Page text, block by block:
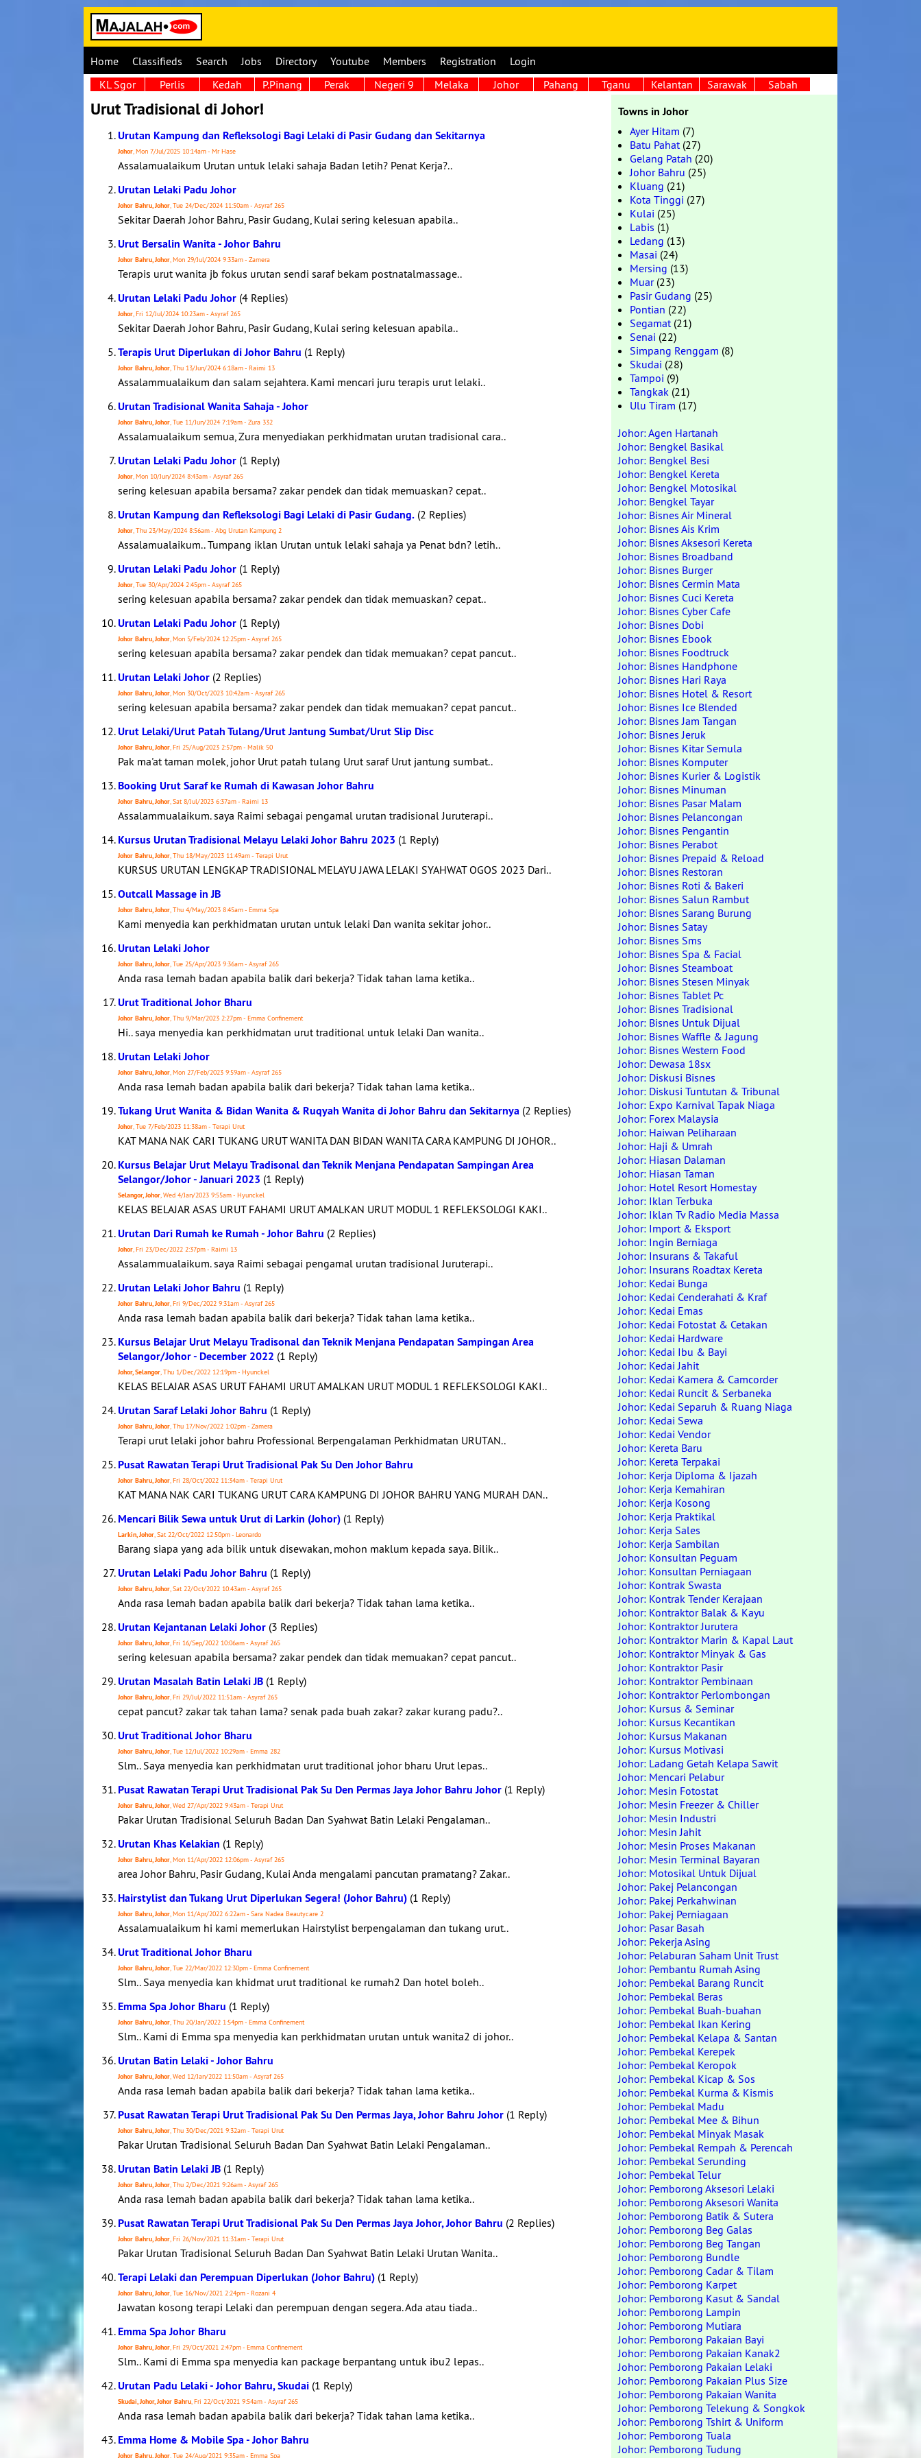
Home Classifieds Search Jobs Directory Youtube Members Registration
Login
KL Sgor
Perlis Kedah P.Pinang Perak Negeri 9 Melaka Johor Pahang Tganu Kelantan Sarawak Sabah
Urut Tradisional di Johor!
Urutan Kampung dan Refleksologi Bagi Lelaki di Pasir Gudang dan Sekitarnya
Johor, Mon 7/Jul/2025 10:14am - Mr Hase
Assalamualaikum Urutan untuk lelaki sahaja Badan letih? Penat Kerja?..
Urutan Lelaki Padu Johor
Johor Bahru, Johor, Tue 24/Dec/2024 11:50am - Asyraf 265
Sekitar Daerah Johor Bahru, Pasir Gudang, Kulai sering kelesuan apabila..
Urut Bersalin Wanita - Johor Bahru
Johor Bahru, Johor, Mon 29/Jul/2024 9:33am - Zamera
Terapis urut wanita jb fokus urutan sendi saraf bekam postnatalmassage..
Urutan Lelaki Padu Johor (4 Replies)
Johor, Fri 12/Jul/2024 10:23am - Asyraf 265
Sekitar Daerah Johor Bahru, Pasir Gudang, Kulai sering kelesuan apabila..
Terapis Urut Diperlukan di Johor Bahru (1 Reply)
Johor Bahru, Johor, Thu 13/Jun/2024 6:18am - Raimi 13
Assalammualaikum dan salam sejahtera. Kami mencari juru terapis urut lelaki..
Urutan Tradisional Wanita Sahaja - Johor
Johor Bahru, Johor, Tue 11/Jun/2024 7:19am - Zura 332
Assalamualaikum semua, Zura menyediakan perkhidmatan urutan tradisional cara..
Urutan Lelaki Padu Johor (1 Reply)
Johor, Mon 10/Jun/2024 8:43am - Asyraf 265
sering kelesuan apabila bersama? zakar pendek dan tidak memuaskan? cepat..
Urutan Kampung dan Refleksologi Bagi Lelaki di Pasir Gudang. (2 Replies)
Johor, Thu 23/May/2024 8:56am - Abg Urutan Kampung 2
Assalamualaikum.. Tumpang iklan Urutan untuk lelaki sahaja ya Penat bdn? letih..
Urutan Lelaki Padu Johor (1 Reply)
Johor, Tue 30/Apr/2024 2:45pm - Asyraf 265
sering kelesuan apabila bersama? zakar pendek dan tidak memuaskan? cepat..
Urutan Lelaki Padu Johor (1 Reply)
Johor Bahru, Johor, Mon 5/Feb/2024 12:25pm - Asyraf 265
sering kelesuan apabila bersama? zakar pendek dan tidak memuakan? cepat pancut..
Urutan Lelaki Johor (2 Replies)
Johor Bahru, Johor, Mon 30/Oct/2023 10:42am - Asyraf 265
sering kelesuan apabila bersama? zakar pendek dan tidak memuakan? cepat pancut..
Urut Lelaki/Urut Patah Tulang/Urut Jantung Sumbat/Urut Slip Disc
Johor Bahru, Johor, Fri 25/Aug/2023 2:57pm - Malik 50
Pak ma'at taman molek, johor Urut patah tulang Urut saraf Urut jantung sumbat..
Booking Urut Saraf ke Rumah di Kawasan Johor Bahru
Johor Bahru, Johor, Sat 8/Jul/2023 6:37am - Raimi 13
Assalammualaikum. saya Raimi sebagai pengamal urutan tradisional Juruterapi..
Kursus Urutan Tradisional Melayu Lelaki Johor Bahru 2023 (1 Reply)
Johor Bahru, Johor, Thu 18/May/2023 11:49am - Terapi Urut
KURSUS URUTAN LENGKAP TRADISIONAL MELAYU JAWA LELAKI SYAHWAT OGOS 2023 Dari..
Outcall Massage in JB
Johor Bahru, Johor, Thu 4/May/2023 8:45am - Emma Spa
Kami menyedia kan perkhidmatan urutan untuk lelaki Dan wanita sekitar johor..
Urutan Lelaki Johor
Johor Bahru, Johor, Tue 25/Apr/2023 9:36am - Asyraf 265
Anda rasa lemah badan apabila balik dari bekerja? Tidak tahan lama ketika..
Urut Traditional Johor Bharu
Johor Bahru, Johor, Thu 9/Mar/2023 2:27pm - Emma Confinement
Hi.. saya menyedia kan perkhidmatan urut traditional untuk lelaki Dan wanita..
Urutan Lelaki Johor
Johor Bahru, Johor, Mon 27/Feb/2023 9:59am - Asyraf 265
Anda rasa lemah badan apabila balik dari bekerja? Tidak tahan lama ketika..
Tukang Urut Wanita & Bidan Wanita & Ruqyah Wanita di Johor Bahru dan Sekitarnya (2 Replies)
Johor, Tue 7/Feb/2023 11:38am - Terapi Urut
KAT MANA NAK CARI TUKANG URUT WANITA DAN BIDAN WANITA CARA KAMPUNG DI JOHOR..
Kursus Belajar Urut Melayu Tradisonal dan Teknik Menjana Pendapatan Sampingan Area
Selangor/Johor - Januari 2023 (1 Reply)
Selangor, Johor, Wed 4/Jan/2023 9:55am - Hyunckel
KELAS BELAJAR ASAS URUT FAHAMI URUT AMALKAN URUT MODUL 1 REFLEKSOLOGI KAKI..
Urutan Dari Rumah ke Rumah - Johor Bahru (2 Replies)
Johor, Fri 23/Dec/2022 2:37pm - Raimi 13
Assalammualaikum. saya Raimi sebagai pengamal urutan tradisional Juruterapi..
Urutan Lelaki Johor Bahru (1 Reply)
Johor Bahru, Johor, Fri 9/Dec/2022 9:31am - Asyraf 265
Anda rasa lemah badan apabila balik dari bekerja? Tidak tahan lama ketika..
Kursus Belajar Urut Melayu Tradisonal dan Teknik Menjana Pendapatan Sampingan Area
Selangor/Johor - December 2022 (1 Reply)
Johor, Selangor, Thu 1/Dec/2022 12:19pm - Hyunckel
KELAS BELAJAR ASAS URUT FAHAMI URUT AMALKAN URUT MODUL 1 REFLEKSOLOGI KAKI..
Urutan Saraf Lelaki Johor Bahru (1 Reply)
Johor Bahru, Johor, Thu 17/Nov/2022 1:02pm - Zamera
Terapi urut lelaki johor bahru Professional Berpengalaman Perkhidmatan URUTAN..
Pusat Rawatan Terapi Urut Tradisional Pak Su Den Johor Bahru
Johor Bahru, Johor, Fri 28/Oct/2022 11:34am - Terapi Urut
KAT MANA NAK CARI TUKANG URUT CARA KAMPUNG DI JOHOR BAHRU YANG MURAH DAN..
Mencari Bilik Sewa untuk Urut di Larkin (Johor) (1 Reply)
Larkin, Johor, Sat 22/Oct/2022 12:50pm - Leonardo
Barang siapa yang ada bilik untuk disewakan, mohon maklum kepada saya. Bilik..
Urutan Lelaki Padu Johor Bahru (1 Reply)
Johor Bahru, Johor, Sat 22/Oct/2022 10:43am - Asyraf 265
Anda rasa lemah badan apabila balik dari bekerja? Tidak tahan lama ketika..
Urutan Kejantanan Lelaki Johor (3 Replies)
Johor Bahru, Johor, Fri 16/Sep/2022 10:06am - Asyraf 265
sering kelesuan apabila bersama? zakar pendek dan tidak memuakan? cepat pancut..
Urutan Masalah Batin Lelaki JB (1 Reply)
Johor Bahru, Johor, Fri 29/Jul/2022 11:51am - Asyraf 265
cepat pancut? zakar tak tahan lama? senak pada buah zakar? zakar kurang padu?..
Urut Traditional Johor Bharu
Johor Bahru, Johor, Tue 12/Jul/2022 10:29am - Emma 282
Slm.. Saya menyedia kan perkhidmatan urut traditional johor bharu Urut lepas..
Pusat Rawatan Terapi Urut Tradisional Pak Su Den Permas Jaya Johor Bahru Johor (1 Reply)
Johor Bahru, Johor, Wed 27/Apr/2022 9:43am - Terapi Urut
Pakar Urutan Tradisional Seluruh Badan Dan Syahwat Batin Lelaki Pengalaman..
Urutan Khas Kelakian (1 Reply)
Johor Bahru, Johor, Mon 11/Apr/2022 12:06pm - Asyraf 265
area Johor Bahru, Pasir Gudang, Kulai Anda mengalami pancutan pramatang? Zakar..
Hairstylist dan Tukang Urut Diperlukan Segera! (Johor Bahru) (1 Reply)
Johor Bahru, Johor, Mon 11/Apr/2022 6:22am - Sara Nadea Beautycare 2
Assalamualaikum hi kami memerlukan Hairstylist berpengalaman dan tukang urut..
Urut Traditional Johor Bharu
Johor Bahru, Johor, Tue 22/Mar/2022 12:30pm - Emma Confinement
Slm.. Saya menyedia kan khidmat urut traditional ke rumah2 Dan hotel boleh..
Emma Spa Johor Bharu (1 Reply)
Johor Bahru, Johor, Thu 20/Jan/2022 1:54pm - Emma Confinement
Slm.. Kami di Emma spa menyedia kan perkhidmatan urutan untuk wanita2 di johor..
Urutan Batin Lelaki - Johor Bahru
Johor Bahru, Johor, Wed 12/Jan/2022 11:50am - Asyraf 265
Anda rasa lemah badan apabila balik dari bekerja? Tidak tahan lama ketika..
Pusat Rawatan Terapi Urut Tradisional Pak Su Den Permas Jaya, Johor Bahru Johor (1 Reply)
Johor Bahru, Johor, Thu 30/Dec/2021 9:32am - Terapi Urut
Pakar Urutan Tradisional Seluruh Badan Dan Syahwat Batin Lelaki Pengalaman..
Urutan Batin Lelaki JB (1 Reply)
Johor Bahru, Johor, Thu 2/Dec/2021 9:26am - Asyraf 265
Anda rasa lemah badan apabila balik dari bekerja? Tidak tahan lama ketika..
Pusat Rawatan Terapi Urut Tradisional Pak Su Den Permas Jaya Johor, Johor Bahru (2 Replies)
Johor Bahru, Johor, Fri 26/Nov/2021 11:31am - Terapi Urut
Pakar Urutan Tradisional Seluruh Badan Dan Syahwat Batin Lelaki Urutan Wanita..
Terapi Lelaki dan Perempuan Diperlukan (Johor Bahru) (1 Reply)
Johor Bahru, Johor, Tue 16/Nov/2021 2:24pm - Rozani 4
Jawatan kosong terapi Lelaki dan perempuan dengan segera. Ada atau tiada..
Emma Spa Johor Bharu
Johor Bahru, Johor, Fri 29/Oct/2021 2:47pm - Emma Confinement
Slm.. Kami di Emma spa menyedia kan package berpantang untuk ibu2 lepas..
Urutan Padu Lelaki - Johor Bahru, Skudai (1 Reply)
Skudai, Johor, Johor Bahru, Fri 22/Oct/2021 9:54am - Asyraf 265
Anda rasa lemah badan apabila balik dari bekerja? Tidak tahan lama ketika..
Emma Home & Mobile Spa - Johor Bahru
Johor Bahru, Johor, Tue 24/Aug/2021 9:35am - Emma Spa
Towns in Johor
Ayer Hitam (7)
Batu Pahat(27)
Gelang Patah (20)
Johor Bahru (25)
Kluang (21)
Kota Tinggi (27)
Kulai (25)
Labis (1)
Ledang (13)
Masai (24)
Mersing (13)
Muar(23)
Pasir Gudang (25)
Pontian (22)
Segamat(21)
Senai (22)
Simpang Renggam (8)
Skudai (28)
Tampoi (9)
Tangkak (21)
Ulu Tiram (17)
Johor: Agen Hartanah
Johor: Bengkel Basikal
Johor: Bengkel Besi
Johor: Bengkel Kereta
Johor: Bengkel Motosikal
Johor: Bengkel Tayar
Johor: Bisnes Air Mineral
Johor: Bisnes Ais Krim
Johor: Bisnes Aksesori Kereta
Johor: Bisnes Broadband
Johor: Bisnes Burger
Johor: Bisnes Cermin Mata
Johor: Bisnes Cuci Kereta
Johor: Bisnes Cyber Cafe
Johor: Bisnes Dobi
Johor: Bisnes Ebook
Johor: Bisnes Foodtruck
Johor: Bisnes Handphone
Johor: Bisnes Hari Raya
Johor: Bisnes Hotel & Resort
Johor: Bisnes Ice Blended
Johor: Bisnes Jam Tangan
Johor: Bisnes Jeruk
Johor: Bisnes Kitar Semula
Johor: Bisnes Komputer
Johor: Bisnes Kurier & Logistik
Johor: Bisnes Minuman
Johor: Bisnes Pasar Malam
Johor: Bisnes Pelancongan
Johor: Bisnes Pengantin
Johor: Bisnes Perabot
Johor: Bisnes Prepaid & Reload
Johor: Bisnes Restoran
Johor: Bisnes Roti & Bakeri
Johor: Bisnes Salun Rambut
Johor: Bisnes Sarang Burung
Johor: Bisnes Satay
Johor: Bisnes Sms
Johor: Bisnes Spa & Facial
Johor: Bisnes Steamboat
Johor: Bisnes Stesen Minyak
Johor: Bisnes Tablet Pc
Johor: Bisnes Tradisional
Johor: Bisnes Untuk Dijual
Johor: Bisnes Waffle & Jagung
Johor: Bisnes Western Food
Johor: Dewasa 18sx
Johor: Diskusi Bisnes
Johor: Diskusi Tuntutan & Tribunal
Johor: Expo Karnival Tapak Niaga
Johor: Forex Malaysia
Johor: Haiwan Peliharaan
Johor: Haji & Umrah
Johor: Hiasan Dalaman
Johor: Hiasan Taman
Johor: Hotel Resort Homestay
Johor: Iklan Terbuka
Johor: Iklan Tv Radio Media Massa
Johor: Import & Eksport
Johor: Ingin Berniaga
Johor: Insurans & Takaful
Johor: Insurans Roadtax Kereta
Johor: Kedai Bunga
Johor: Kedai Cenderahati & Kraf
Johor: Kedai Emas
Johor: Kedai Fotostat & Cetakan
Johor: Kedai Hardware
Johor: Kedai Ibu & Bayi
Johor: Kedai Jahit
Johor: Kedai Kamera & Camcorder
Johor: Kedai Runcit & Serbaneka
Johor: Kedai Separuh & Ruang Niaga
Johor: Kedai Sewa
Johor: Kedai Vendor
Johor: Kereta Baru
Johor: Kereta Terpakai
Johor: Kerja Diploma & Ijazah
Johor: Kerja Kemahiran
Johor: Kerja Kosong
Johor: Kerja Praktikal
Johor: Kerja Sales
Johor: Kerja Sambilan
Johor: Konsultan Peguam
Johor: Konsultan Perniagaan
Johor: Kontrak Swasta
Johor: Kontrak Tender Kerajaan
Johor: Kontraktor Balak & Kayu
Johor: Kontraktor Jurutera
Johor: Kontraktor Marin & Kapal Laut
Johor: Kontraktor Minyak & Gas
Johor: Kontraktor Pasir
Johor: Kontraktor Pembinaan
Johor: Kontraktor Perlombongan
Johor: Kursus & Seminar
Johor: Kursus Kecantikan
Johor: Kursus Makanan
Johor: Kursus Motivasi
Johor: Ladang Getah Kelapa Sawit
Johor: Mencari Pelabur
Johor: Mesin Fotostat
Johor: Mesin Freezer & Chiller
Johor: Mesin Industri
Johor: Mesin Jahit
Johor: Mesin Proses Makanan
Johor: Mesin Terminal Bayaran
Johor: Motosikal Untuk Dijual
Johor: Pakej Pelancongan
Johor: Pakej Perkahwinan
Johor: Pakej Perniagaan
Johor: Pasar Basah
Johor: Pekerja Asing
Johor: Pelaburan Saham Unit Trust
Johor: Pembantu Rumah Asing
Johor: Pembekal Barang Runcit
Johor: Pembekal Beras
Johor: Pembekal Buah-buahan
Johor: Pembekal Ikan Kering
Johor: Pembekal Kelapa & Santan
Johor: Pembekal Kerepek
Johor: Pembekal Keropok
Johor: Pembekal Kicap & Sos
Johor: Pembekal Kurma & Kismis
Johor: Pembekal Madu
Johor: Pembekal Mee & Bihun
Johor: Pembekal Minyak Masak
Johor: Pembekal Rempah & Perencah
Johor: Pembekal Serunding
Johor: Pembekal Telur
Johor: Pemborong Aksesori Lelaki
Johor: Pemborong Aksesori Wanita
Johor: Pemborong Batik & Sutera
Johor: Pemborong Beg Galas
Johor: Pemborong Beg Tangan
Johor: Pemborong Bundle
Johor: Pemborong Cadar & Tilam
Johor: Pemborong Karpet
Johor: Pemborong Kasut & Sandal
Johor: Pemborong Lampin
Johor: Pemborong Mutiara
Johor: Pemborong Pakaian Bayi
Johor: Pemborong Pakaian Kanak2
Johor: Pemborong Pakaian Lelaki
Johor: Pemborong Pakaian Plus Size
Johor: Pemborong Pakaian Wanita
Johor: Pemborong Telekung & Songkok
Johor: Pemborong Tshirt & Uniform
Johor: Pemborong Tuala
Johor: Pemborong Tudung